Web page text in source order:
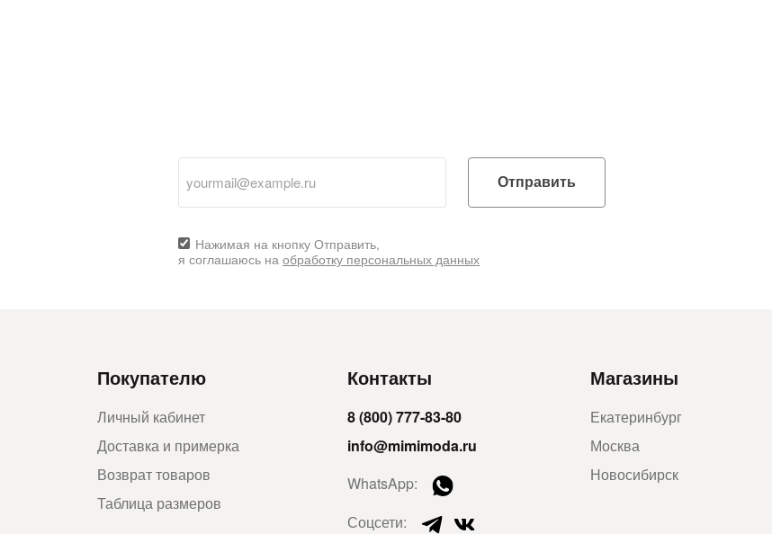
Отправить
Нажимая на кнопку Отправить,
я соглашаюсь на обработку персональных данных
Покупателю
Личный кабинет
Доставка и примерка
Возврат товаров
Таблица размеров
Контакты
8 (800) 777-83-80
info@mimimoda.ru
WhatsApp:
Соцсети:
Магазины
Екатеринбург
Москва
Новосибирск